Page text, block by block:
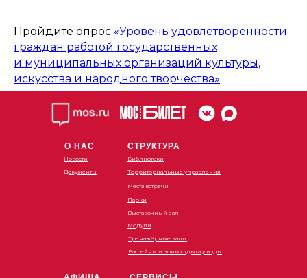
Пройдите опрос «Уровень удовлетворенности
граждан работой государственных
и муниципальных организаций культуры,
искусства и народного творчества»
О НАС
Новости
Документы
СТРУКТУРА
Библиотеки
Территориальные управления
Места встречи
Парки
Выставочный зал
Модули
Тренажёрные залы
Бассейны и зоны отдыха у воды